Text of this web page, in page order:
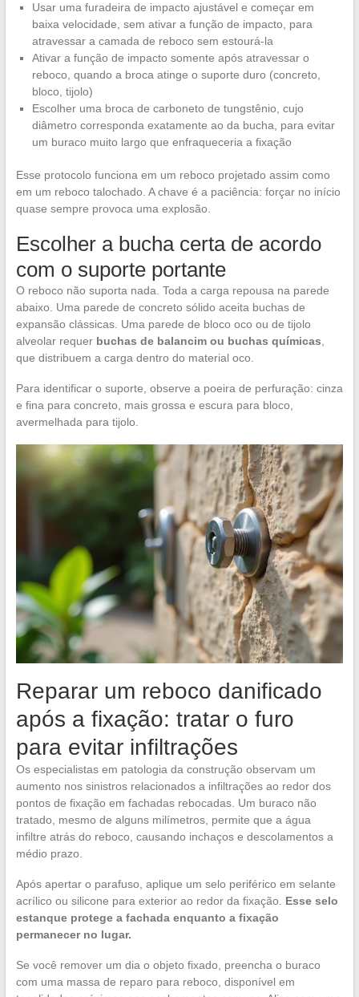
Usar uma furadeira de impacto ajustável e começar em
baixa velocidade, sem ativar a função de impacto, para
atravessar a camada de reboco sem estourá-la
Ativar a função de impacto somente após atravessar o
reboco, quando a broca atinge o suporte duro (concreto,
bloco, tijolo)
Escolher uma broca de carboneto de tungstênio, cujo
diâmetro corresponda exatamente ao da bucha, para evitar
um buraco muito largo que enfraqueceria a fixação
Esse protocolo funciona em um reboco projetado assim como
em um reboco talochado. A chave é a paciência: forçar no início
quase sempre provoca uma explosão.
Escolher a bucha certa de acordo
com o suporte portante
O reboco não suporta nada. Toda a carga repousa na parede
abaixo. Uma parede de concreto sólido aceita buchas de
expansão clássicas. Uma parede de bloco oco ou de tijolo
alveolar requer buchas de balancim ou buchas químicas,
que distribuem a carga dentro do material oco.
Para identificar o suporte, observe a poeira de perfuração: cinza
e fina para concreto, mais grossa e escura para bloco,
avermelhada para tijolo.
Reparar um reboco danificado
após a fixação: tratar o furo
para evitar infiltrações
Os especialistas em patologia da construção observam um
aumento nos sinistros relacionados a infiltrações ao redor dos
pontos de fixação em fachadas rebocadas. Um buraco não
tratado, mesmo de alguns milímetros, permite que a água
infiltre atrás do reboco, causando inchaços e descolamentos a
médio prazo.
Após apertar o parafuso, aplique um selo periférico em selante
acrílico ou silicone para exterior ao redor da fixação. Esse selo
estanque protege a fachada enquanto a fixação
permanecer no lugar.
Se você remover um dia o objeto fixado, preencha o buraco
com uma massa de reparo para reboco, disponível em